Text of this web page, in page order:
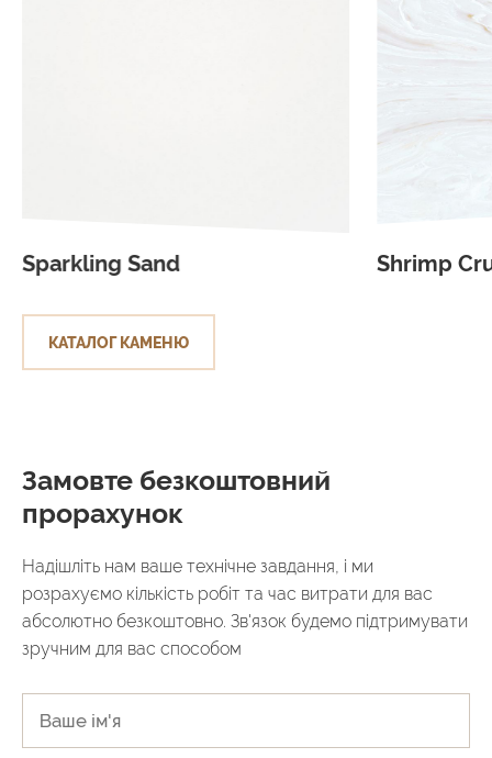
Sparkling Sand Shrimp
КАТАЛОГ КАМЕНЮ
Замовте безкоштовний
прорахунок
Надішліть нам ваше технічне завдання, і ми
розрахуємо кількість робіт та час витрати для вас
абсолютно безкоштовно. Зв'язок будемо підтримувати
зручним для вас способом
НАДІСЛАТИ